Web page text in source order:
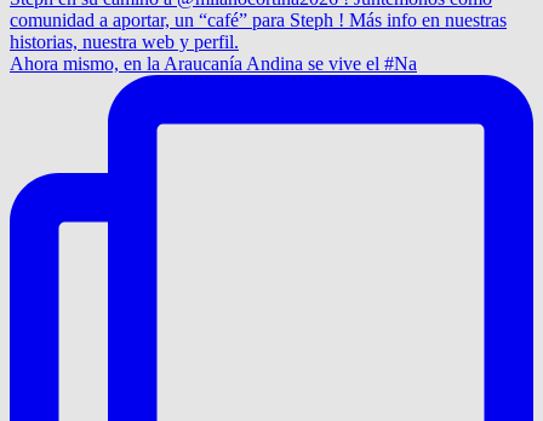
Ahora mismo, en la Araucanía Andina se vive el #Na